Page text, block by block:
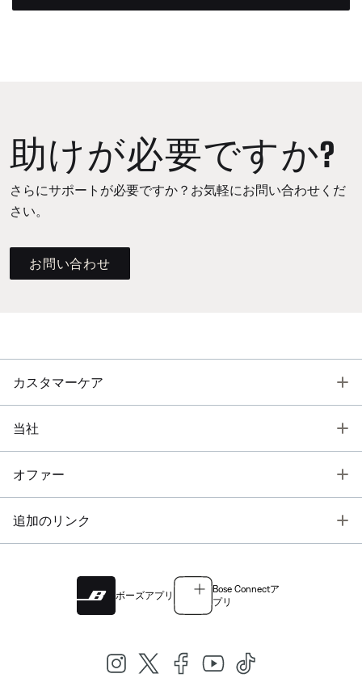
助けが必要ですか?
さらにサポートが必要ですか？お気軽にお問い合わせくだ
さい。
お問い合わせ
カスタマーケア
当社
オファー
追加のリンク
ボーズアプリ
Bose Connectア
プリ